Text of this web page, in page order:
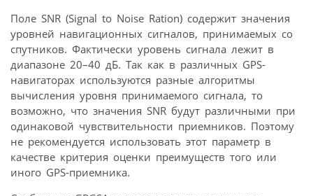
Поле SNR (Signal to Noise Ration) содержит значения
уровней навигационных сигналов, принимаемых со
спутников. Фактически уровень сигнала лежит в
диапазоне 20–40 дБ. Так как в различных GPS-
навигаторах используются разные алгоритмы
вычисления уровня принимаемого сигнала, то
возможно, что значения SNR будут различными при
одинаковой чувствительности приемников. Поэтому
не рекомендуется использовать этот параметр в
качестве критерия оценки преимуществ того или
иного GPS-приемника.